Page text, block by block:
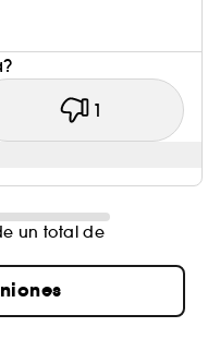
1
un total de